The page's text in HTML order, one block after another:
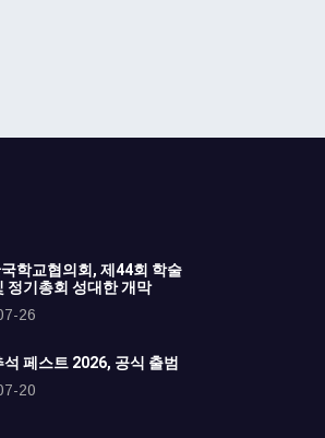
학교협의회, 제44회 학술
정기총회 성대한 개막
26
페스트 2026, 공식 출범
20